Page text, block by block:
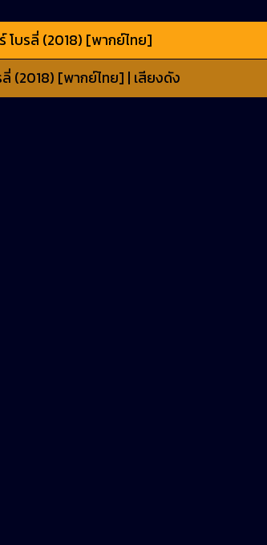
โบรลี่ (2018) [พากย์ไทย]
(2018) [พากย์ไทย] | เสียงดัง